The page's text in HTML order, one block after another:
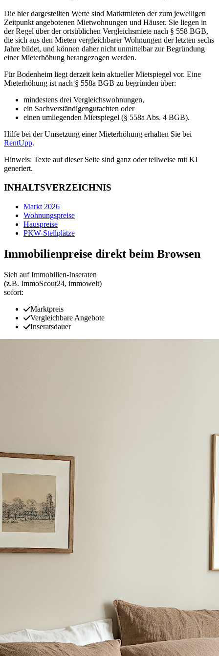
Die hier dargestellten Werte sind Marktmieten der zum jeweiligen
Zeitpunkt angebotenen Mietwohnungen und Häuser. Sie liegen in
der Regel über der ortsüblichen Vergleichsmiete nach § 558 BGB,
die sich aus den Mieten vergleichbarer Wohnungen der letzten sechs
Jahre bildet, und können daher nicht unmittelbar zur Begründung
einer Mieterhöhung herangezogen werden.
Für Bodenheim liegt derzeit kein aktueller Mietspiegel vor. Eine
Mieterhöhung ist nach § 558a BGB zu begründen über:
mindestens drei Vergleichswohnungen,
ein Sachverständigengutachten oder
einen umliegenden Mietspiegel (§ 558a Abs. 4 BGB).
Hilfe bei der Umsetzung einer Mieterhöhung erhalten Sie bei
RentUpp.
Hinweis: Texte auf dieser Seite sind ganz oder teilweise mit KI
generiert.
INHALTSVERZEICHNIS
Markt 2026
Wohnungspreise
Hauspreise
PKW-Stellplätze
Immobilienpreise direkt beim Browsen
Sieh auf Immobilien‑Inseraten
(z.B. ImmoScout24, immowelt)
sofort:
Marktpreis
Vergleichbare Angebote
Inseratsdauer